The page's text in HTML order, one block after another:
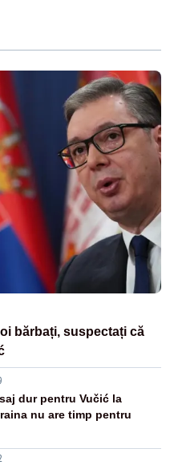
bărbați, suspectați că
dur pentru Vučić la
nu are timp pentru